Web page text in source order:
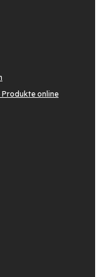
online